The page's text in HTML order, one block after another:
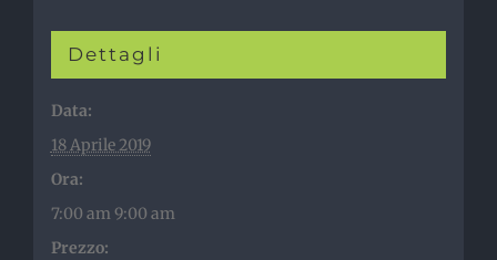
Dettagli
Data:
18 Aprile 2019
Ora:
7:00 am 9:00 am
Prezzo: